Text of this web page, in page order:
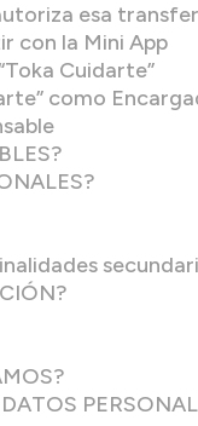
esa
con la Mini App
Cuidarte”
como